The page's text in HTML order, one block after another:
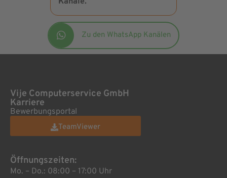
Zu den WhatsApp Kanälen
Vije Computerservice GmbH
Karriere
Bewerbungsportal
TeamViewer
Öffnungszeiten:
Mo. – Do.: 08:00 – 17:00 Uhr